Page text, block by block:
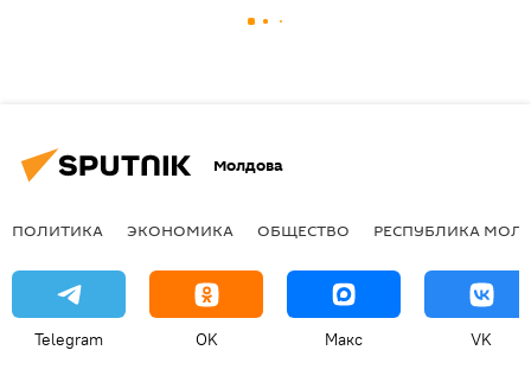
Молдова
ПОЛИТИКА ЭКОНОМИКА ОБЩЕСТВО РЕСПУБЛИКА
Telegram OK Макс VK